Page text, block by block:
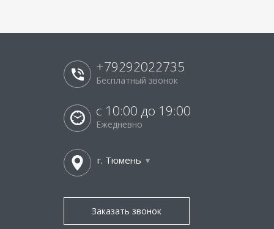
+79292022735
Бесплатный звонок
с 10:00 до 19:00
Ежедневно
г. Тюмень
Заказать звонок